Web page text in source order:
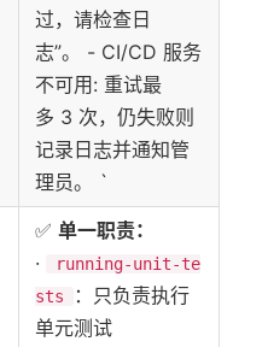
过，请检查日
志”。 - CI/CD 服务
不可用: 重试最
多 3 次，仍失败则
记录日志并通知管
理员。 `
✅ 单一职责：
·
running-unit-te
sts
：只负责执行
单元测试